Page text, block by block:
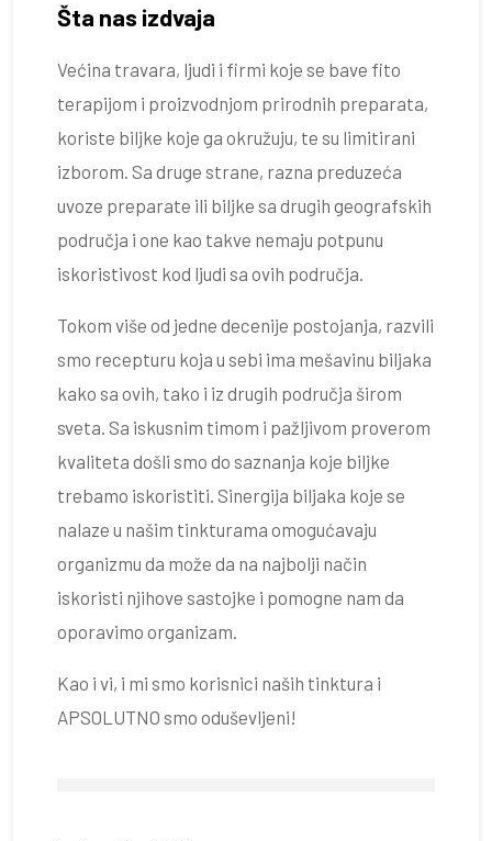
Šta nas izdvaja
Većina travara, ljudi i firmi koje se bave fito
terapijom i proizvodnjom prirodnih preparata,
koriste biljke koje ga okružuju, te su limitirani
izborom. Sa druge strane, razna preduzeća
uvoze preparate ili biljke sa drugih geografskih
područja i one kao takve nemaju potpunu
iskoristivost kod ljudi sa ovih područja.
Tokom više od jedne decenije postojanja, razvili
smo recepturu koja u sebi ima mešavinu biljaka
kako sa ovih, tako i iz drugih područja širom
sveta. Sa iskusnim timom i pažljivom proverom
kvaliteta došli smo do saznanja koje biljke
trebamo iskoristiti. Sinergija biljaka koje se
nalaze u našim tinkturama omogućavaju
organizmu da može da na najbolji način
iskoristi njihove sastojke i pomogne nam da
oporavimo organizam.
Kao i vi, i mi smo korisnici naših tinktura i
APSOLUTNO smo oduševljeni!